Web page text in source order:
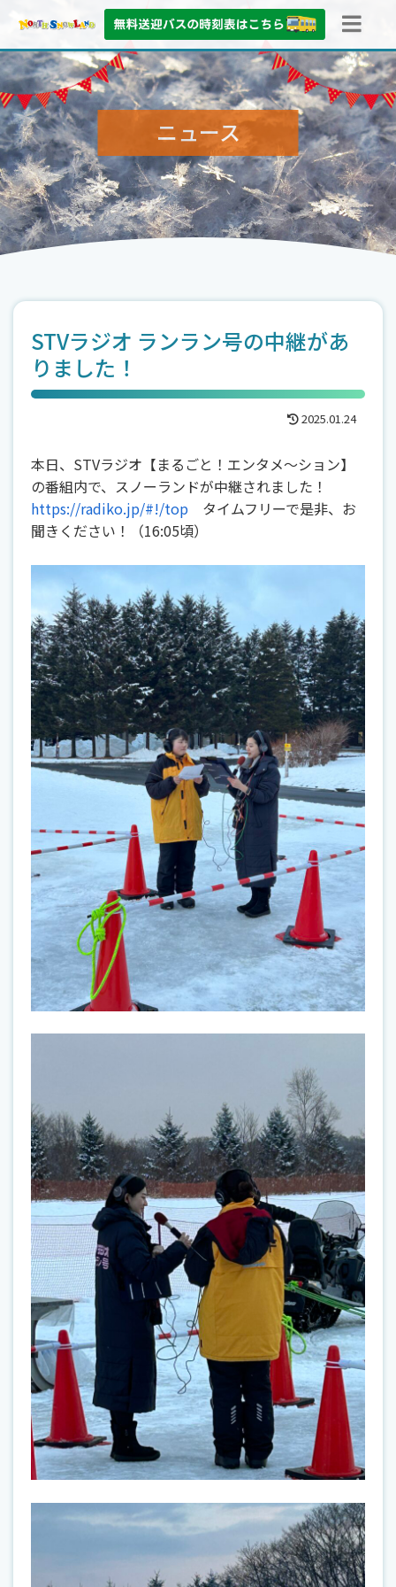
ニュース
STVラジオ ランラン号の中継があ
りました！
2025.01.24
本日、STVラジオ【まるごと！エンタメ～ション】
の番組内で、スノーランドが中継されました！
https://radiko.jp/#!/top タイムフリーで是非、お
聞きください！（16:05頃）